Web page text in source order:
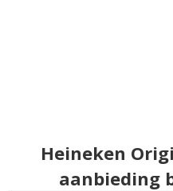
Heineken
aanbieding